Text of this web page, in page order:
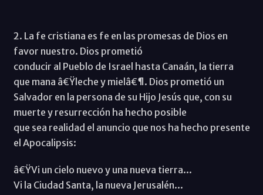
2. La fe cristiana es fe en las promesas de Dios en
favor nuestro. Dios prometió
conducir al Pueblo de Israel hasta Canaán, la tierra
que mana â€Ÿleche y mielâ€¶. Dios prometió un
Salvador en la persona de su Hijo Jesús que, con su
muerte y resurrección ha hecho posible
que sea realidad el anuncio que nos ha hecho presente
el Apocalipsis:
â€ŸVi un cielo nuevo y una nueva tierra...
Vi la Ciudad Santa, la nueva Jerusalén...